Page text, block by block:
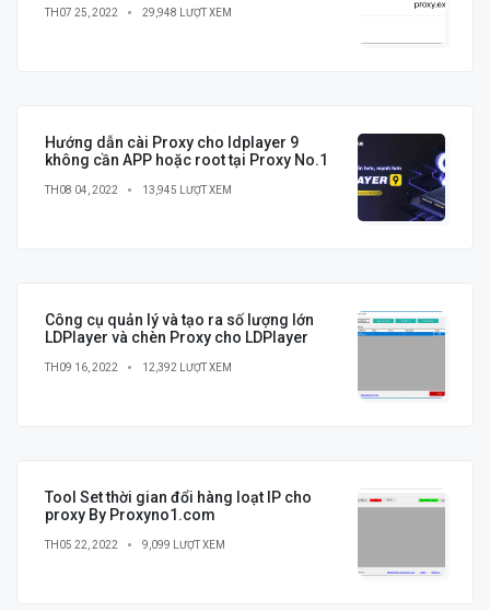
TH07 25, 2022 29,948 LƯỢT XEM
Hướng dẫn cài Proxy cho ldplayer 9
không cần APP hoặc root tại Proxy No.1
TH08 04, 2022 13,945 LƯỢT XEM
Công cụ quản lý và tạo ra số lượng lớn
LDPlayer và chèn Proxy cho LDPlayer
TH09 16, 2022 12,392 LƯỢT XEM
Tool Set thời gian đổi hàng loạt IP cho
proxy By Proxyno1.com
TH05 22, 2022 9,099 LƯỢT XEM